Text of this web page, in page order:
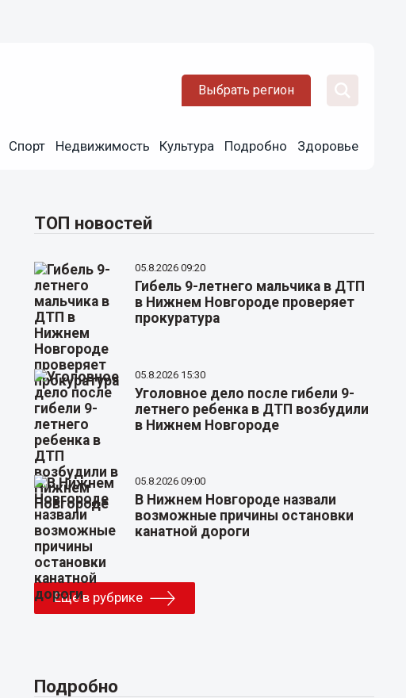
Выбрать регион
Спорт Недвижимость Культура Подробно Здоровье
ТОП новостей
05.8.2026 09:20
Гибель 9-летнего мальчика в ДТП
в Нижнем Новгороде проверяет
прокуратура
05.8.2026 15:30
Уголовное дело после гибели 9-
летнего ребенка в ДТП возбудили
в Нижнем Новгороде
05.8.2026 09:00
В Нижнем Новгороде назвали
возможные причины остановки
канатной дороги
Еще в рубрике
Подробно